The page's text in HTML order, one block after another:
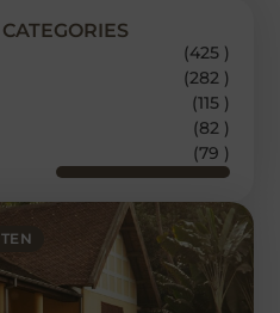
(425 )
(282 )
(115 )
(82 )
(79 )